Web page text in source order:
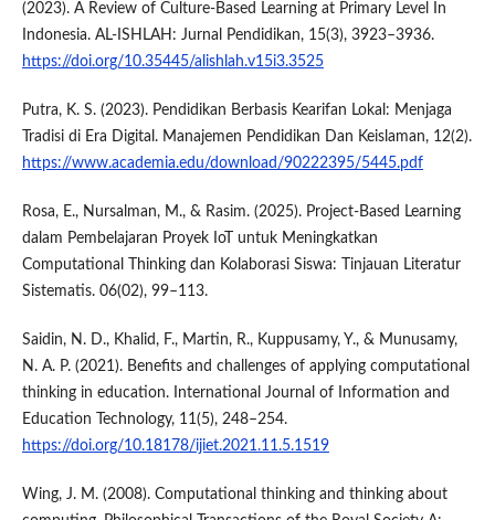
(2023). A Review of Culture-Based Learning at Primary Level In
Indonesia. AL-ISHLAH: Jurnal Pendidikan, 15(3), 3923–3936.
https://doi.org/10.35445/alishlah.v15i3.3525
Putra, K. S. (2023). Pendidikan Berbasis Kearifan Lokal: Menjaga
Tradisi di Era Digital. Manajemen Pendidikan Dan Keislaman, 12(2).
https://www.academia.edu/download/90222395/5445.pdf
Rosa, E., Nursalman, M., & Rasim. (2025). Project-Based Learning
dalam Pembelajaran Proyek IoT untuk Meningkatkan
Computational Thinking dan Kolaborasi Siswa: Tinjauan Literatur
Sistematis. 06(02), 99–113.
Saidin, N. D., Khalid, F., Martin, R., Kuppusamy, Y., & Munusamy,
N. A. P. (2021). Benefits and challenges of applying computational
thinking in education. International Journal of Information and
Education Technology, 11(5), 248–254.
https://doi.org/10.18178/ijiet.2021.11.5.1519
Wing, J. M. (2008). Computational thinking and thinking about